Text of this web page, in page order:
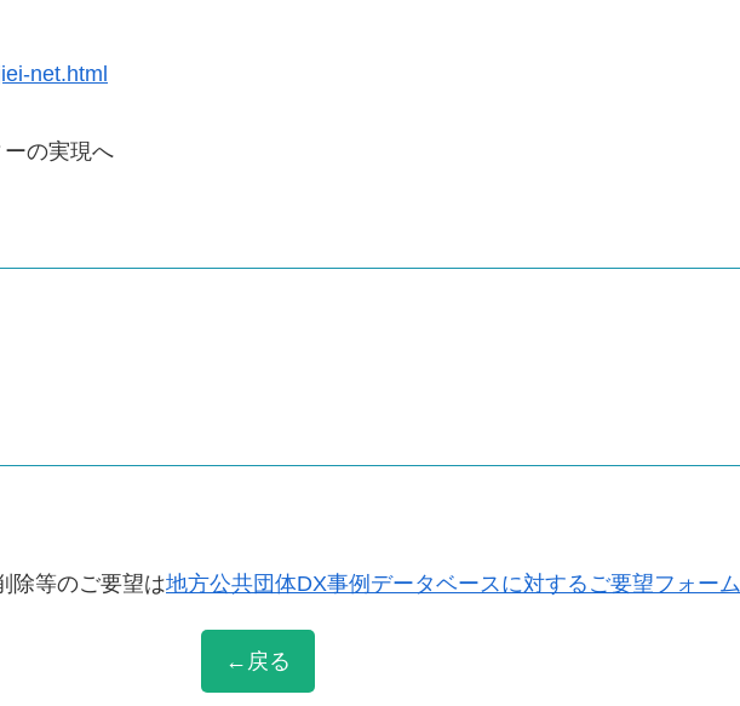
←戻る
net.html
の実現へ
除等のご要望は地方公共団体DX事例データベースに対するご要望フォーム